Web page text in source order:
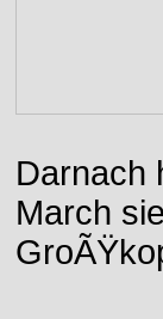
Darnach
March